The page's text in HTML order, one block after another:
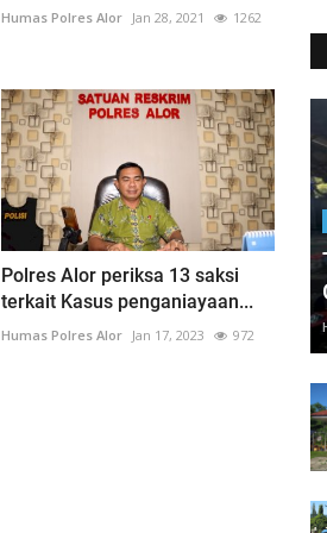
Humas Polres Alor Jan 28, 2021 1262
Polres Alor periksa 13 saksi
terkait Kasus penganiayaan...
Humas Polres Alor Jan 17, 2023 972